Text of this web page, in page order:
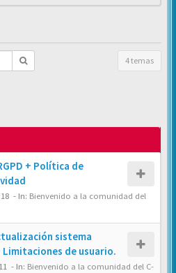
4 temas
+ Política de
- In: Bienvenido a la comunidad del
sistema
de usuario.
- In: Bienvenido a la comunidad del C-